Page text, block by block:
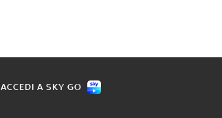
ACCEDI A SKY GO